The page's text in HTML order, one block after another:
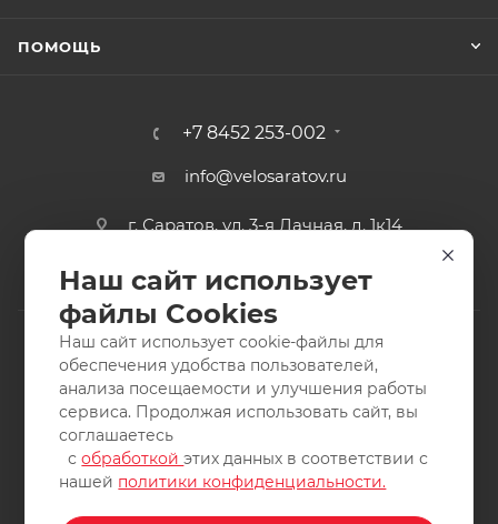
ПОМОЩЬ
+7 8452 253-002
info@velosaratov.ru
г. Саратов, ул. 3-я Дачная, д. 1к14
2011-2026 © интернет-магазин спортивных товаров
ВелоСаратов. Не является публичной офертой. Все права
защищены. Заимствование материалов и фотографий
запрещено.
Наш сайт использует
файлы Cookies
Наш сайт использует cookie-файлы для
обеспечения удобства пользователей,
анализа посещаемости и улучшения работы
сервиса. Продолжая использовать сайт, вы
соглашаетесь
собработкойэтих данных в соответствии с
нашей политики конфиденциальности.